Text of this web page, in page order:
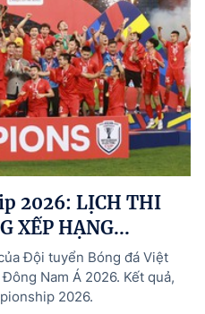
2026: LỊCH THI
XẾP HẠNG...
Đội tuyển Bóng đá Việt
Nam Á 2026. Kết quả,
2026.